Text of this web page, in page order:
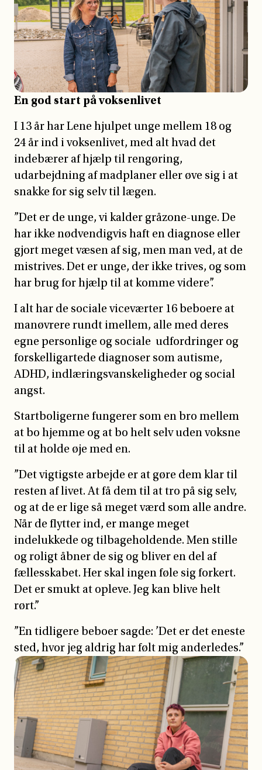
En god start på voksenlivet
I 13 år har Lene hjulpet unge mellem 18 og
24 år ind i voksenlivet, med alt hvad det
indebærer af hjælp til rengøring,
udarbejdning af madplaner eller øve sig i at
snakke for sig selv til lægen.
”Det er de unge, vi kalder gråzone-unge. De
har ikke nødvendigvis haft en diagnose eller
gjort meget væsen af sig, men man ved, at de
mistrives. Det er unge, der ikke trives, og som
har brug for hjælp til at komme videre”.
I alt har de sociale viceværter 16 beboere at
manøvrere rundt imellem, alle med deres
egne personlige og sociale udfordringer og
forskelligartede diagnoser som autisme,
ADHD, indlæringsvanskeligheder og social
angst.
Startboligerne fungerer som en bro mellem
at bo hjemme og at bo helt selv uden voksne
til at holde øje med en.
”Det vigtigste arbejde er at gøre dem klar til
resten af livet. At få dem til at tro på sig selv,
og at de er lige så meget værd som alle andre.
Når de flytter ind, er mange meget
indelukkede og tilbageholdende. Men stille
og roligt åbner de sig og bliver en del af
fællesskabet. Her skal ingen føle sig forkert.
Det er smukt at opleve. Jeg kan blive helt
rørt.”
”En tidligere beboer sagde: ’Det er det eneste
sted, hvor jeg aldrig har følt mig anderledes.”